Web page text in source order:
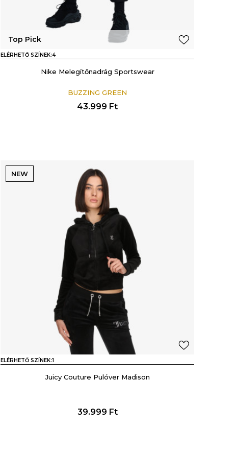
Top Pick
ELÉRHETŐ SZÍNEK:4
Nike Melegítőnadrág Sportswear
BUZZING GREEN
43.999 Ft
NEW
ELÉRHETŐ SZÍNEK:1
Juicy Couture Pulóver Madison
39.999 Ft